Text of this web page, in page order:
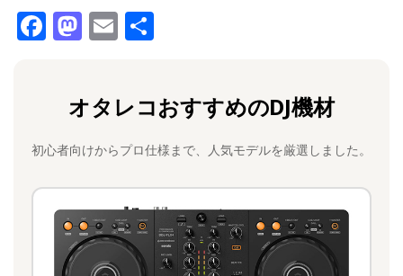
F
b
o
o
k
M
o
d
o
n
E
l
オタレコおすすめのDJ機材
初心者向けからプロ仕様まで、人気モデルを厳選しました。